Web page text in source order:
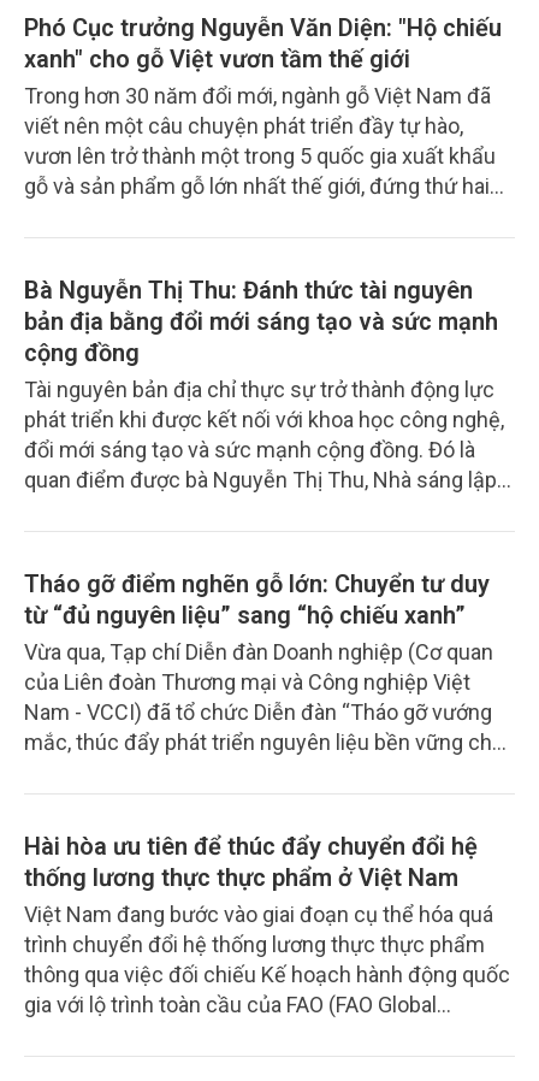
làm, nâng cao thu nhập cho người dân và hình thành
chuỗi sản xuất bền vững.
Phó Cục trưởng Nguyễn Văn Diện: "Hộ chiếu
xanh" cho gỗ Việt vươn tầm thế giới
Trong hơn 30 năm đổi mới, ngành gỗ Việt Nam đã
viết nên một câu chuyện phát triển đầy tự hào,
vươn lên trở thành một trong 5 quốc gia xuất khẩu
gỗ và sản phẩm gỗ lớn nhất thế giới, đứng thứ hai
mặt trên 140 quốc gia và vùng lãnh thổ.
Bà Nguyễn Thị Thu: Đánh thức tài nguyên
bản địa bằng đổi mới sáng tạo và sức mạnh
cộng đồng
Tài nguyên bản địa chỉ thực sự trở thành động lực
phát triển khi được kết nối với khoa học công nghệ,
đổi mới sáng tạo và sức mạnh cộng đồng. Đó là
quan điểm được bà Nguyễn Thị Thu, Nhà sáng lập
phóng viên Tạp chí Nông nghiệp và Môi trường về
con đường phát triển kinh tế cộng đồng theo hướng
xanh, bền vững.
Tháo gỡ điểm nghẽn gỗ lớn: Chuyển tư duy
từ “đủ nguyên liệu” sang “hộ chiếu xanh”
Vừa qua, Tạp chí Diễn đàn Doanh nghiệp (Cơ quan
của Liên đoàn Thương mại và Công nghiệp Việt
Nam - VCCI) đã tổ chức Diễn đàn “Tháo gỡ vướng
mắc, thúc đẩy phát triển nguyên liệu bền vững cho
của đại diện các cơ quan quản lý nhà nước, các
hiệp hội ngành hàng, các nhà khoa học, chuyên gia
và đông đảo cộng đồng doanh nghiệp lâm nghiệp,
chế biến gỗ trên cả nước.
Hài hòa ưu tiên để thúc đẩy chuyển đổi hệ
thống lương thực thực phẩm ở Việt Nam
Việt Nam đang bước vào giai đoạn cụ thể hóa quá
trình chuyển đổi hệ thống lương thực thực phẩm
thông qua việc đối chiếu Kế hoạch hành động quốc
gia với lộ trình toàn cầu của FAO (FAO Global
tăng cường phối hợp giữa các đối tác và huy động